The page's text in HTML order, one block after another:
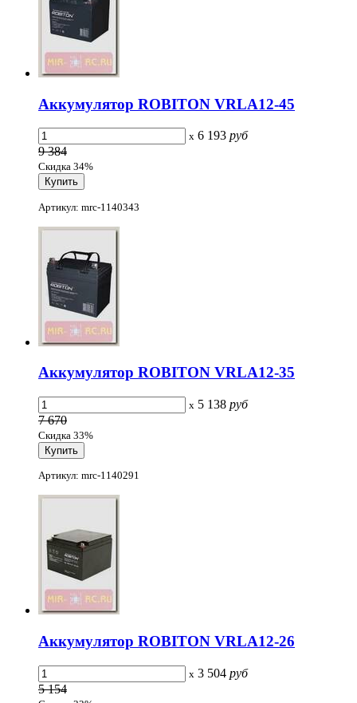
Аккумулятор ROBITON VRLA12-45
x 6 193 руб
9 384
Скидка 34%
Артикул: mrc-1140343
Аккумулятор ROBITON VRLA12-35
x 5 138 руб
7 670
Скидка 33%
Артикул: mrc-1140291
Аккумулятор ROBITON VRLA12-26
x 3 504 руб
5 154